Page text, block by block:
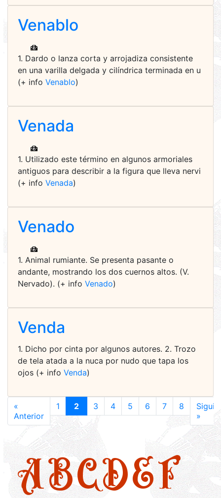
Venablo
1. Dardo o lanza corta y arrojadiza consistente
en una varilla delgada y cilíndrica terminada en u
(+ info Venablo)
Venada
1. Utilizado este término en algunos armoriales
antiguos para describir a la figura que lleva nervi
(+ info Venada)
Venado
1. Animal rumiante. Se presenta pasante o
andante, mostrando los dos cuernos altos. (V.
Nervado). (+ info Venado)
Venda
1. Dicho por cinta por algunos autores. 2. Trozo
de tela atada a la nuca por nudo que tapa los
ojos (+ info Venda)
«
Anterior
1 2 3 4 5 6 7 8
»
ABCDEF